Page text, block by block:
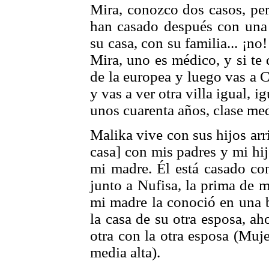
Mira, conozco dos casos,
han casado después con
su casa, con su familia...
Mira, uno es médico, y si te
de la europea y luego vas a
y vas a ver otra villa igual,
unos cuarenta años, clase
Malika vive con sus hijos
casa] con mis padres y mi
mi madre. Él está casado
junto a Nufisa, la prima de
mi madre la conoció en una
la casa de su otra esposa,
otra con la otra esposa
media alta).